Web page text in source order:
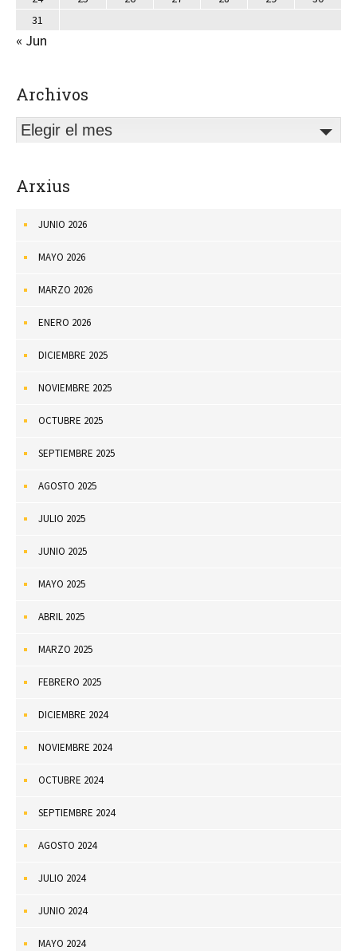
31
« Jun
Archivos
Elegir el mes
Arxius
JUNIO 2026
MAYO 2026
MARZO 2026
ENERO 2026
DICIEMBRE 2025
NOVIEMBRE 2025
OCTUBRE 2025
SEPTIEMBRE 2025
AGOSTO 2025
JULIO 2025
JUNIO 2025
MAYO 2025
ABRIL 2025
MARZO 2025
FEBRERO 2025
DICIEMBRE 2024
NOVIEMBRE 2024
OCTUBRE 2024
SEPTIEMBRE 2024
AGOSTO 2024
JULIO 2024
JUNIO 2024
MAYO 2024